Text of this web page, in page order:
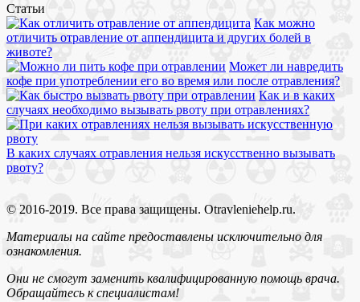
Статьи
Как можно
отличить отравление от аппендицита и других болей в
животе?
Может ли навредить
кофе при употреблении его во время или после отравления?
Как и в каких
случаях необходимо вызывать рвоту при отравлениях?
В каких случаях отравления нельзя искусственно вызывать
рвоту?
© 2016-2019. Все права защищены. Otravleniehelp.ru.
Материалы на сайте предоставлены исключительно для
ознакомления.
Они не смогут заменить квалифицированную помощь врача.
Обращайтесь к специалистам!